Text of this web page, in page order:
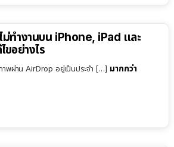
ทำงานบน iPhone, iPad และ
อย่างไร
าพผ่าน AirDrop อยู่เป็นประจำ […] มากกว่า